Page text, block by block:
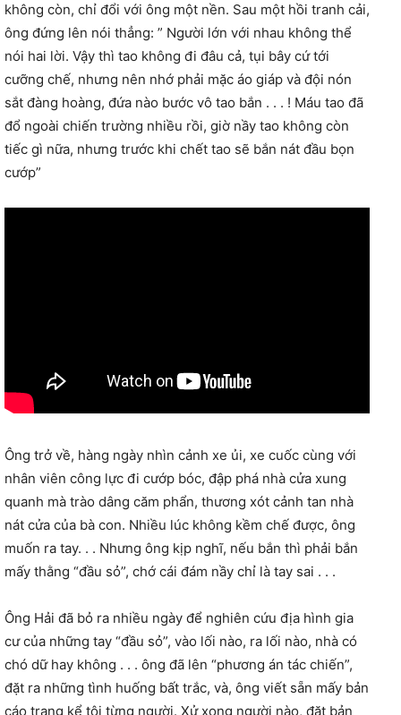
không còn, chỉ đổi với ông một nền. Sau một hồi tranh cải,
ông đứng lên nói thẳng: ” Người lớn với nhau không thể
nói hai lời. Vậy thì tao không đi đâu cả, tụi bây cứ tới
cưỡng chế, nhưng nên nhớ phải mặc áo giáp và đội nón
sắt đàng hoàng, đứa nào bước vô tao bắn . . . ! Máu tao đã
đổ ngoài chiến trường nhiều rồi, giờ nầy tao không còn
tiếc gì nữa, nhưng trước khi chết tao sẽ bắn nát đầu bọn
cướp”
Ông trở về, hàng ngày nhìn cảnh xe ủi, xe cuốc cùng với
nhân viên công lực đi cướp bóc, đập phá nhà cửa xung
quanh mà trào dâng căm phẩn, thương xót cảnh tan nhà
nát cửa của bà con. Nhiều lúc không kềm chế được, ông
muốn ra tay. . . Nhưng ông kịp nghĩ, nếu bắn thì phải bắn
mấy thằng “đầu sỏ”, chớ cái đám nầy chỉ là tay sai . . .
Ông Hải đã bỏ ra nhiều ngày để nghiên cứu địa hình gia
cư của những tay “đầu sỏ”, vào lối nào, ra lối nào, nhà có
chó dữ hay không . . . ông đã lên “phương án tác chiến”,
đặt ra những tình huống bất trắc, và, ông viết sẵn mấy bản
cáo trạng kể tội từng người. Xử xong người nào, đặt bản